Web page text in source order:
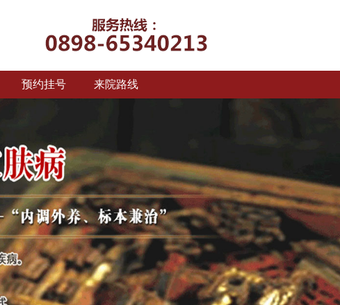
预约挂号 来院路线